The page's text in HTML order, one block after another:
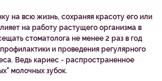
на всю жизнь, сохраняя красоту его или
на работу растущего организма в
стоматолога не менее 2 раз в год
и проведения регулярного
Ведь кариес - распространенное
молочных зубок.